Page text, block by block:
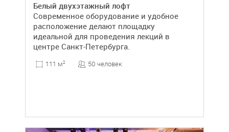
Белый двухэтажный лофт
Современное оборудование и удобное
расположение делают площадку
идеальной для проведения лекций в
центре Санкт-Петербурга.
111 м2 50 человек